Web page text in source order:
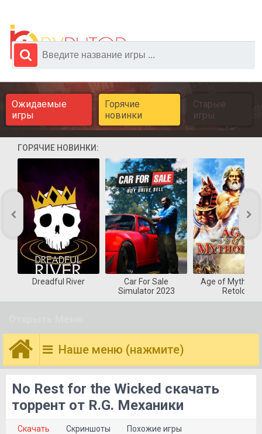
Ожидаемые
игры
Горячие
новинки
Старые
игры
ГОРЯЧИЕ НОВИНКИ:
Dreadful River
Car For Sale
Simulator 2023
Age of
Retold
Наше меню (нажмите)
No Rest for the Wicked скачать
торрент от R.G. Механики
Скачать Скриншоты Похожие игры